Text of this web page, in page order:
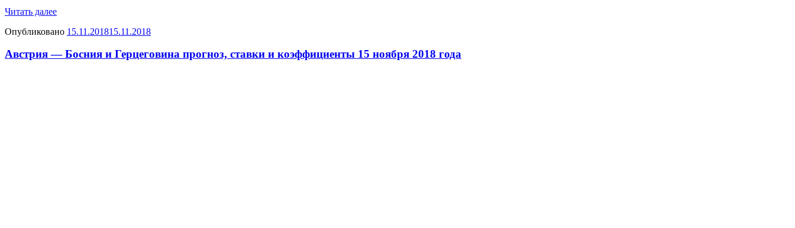
Читать далее
Опубликовано 15.11.201815.11.2018
Австрия — Босния и Герцеговина прогноз, ставки и коэффициенты 15 ноября 2018 года